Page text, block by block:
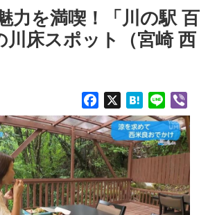
力を満喫！「川の駅 百
川床スポット（宮崎 西
Facebook HatenaLine